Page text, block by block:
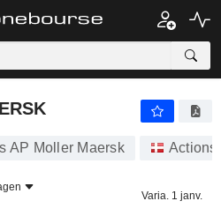
AP Moller Maersk Actions
Varia. 1 janv.